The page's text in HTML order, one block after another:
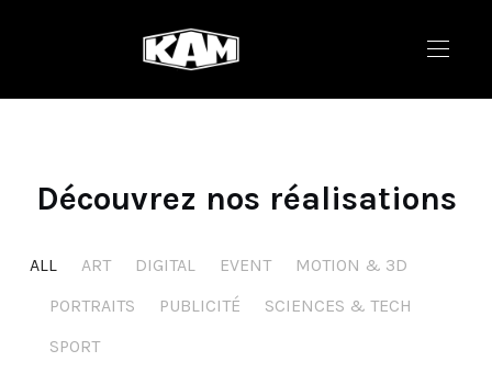
Découvrez nos réalisations
ALL ART DIGITAL EVENT
MOTION & 3D
PORTRAITS
PUBLICITÉ
SCIENCES & TECH
SPORT